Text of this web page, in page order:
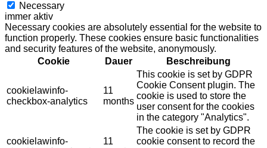
Necessary
immer aktiv
Necessary cookies are absolutely essential for the website to
function properly. These cookies ensure basic functionalities
and security features of the website, anonymously.
Cookie
Dauer Beschreibung
cookielawinfo-
checkbox-analytics
11
months
This cookie is set by GDPR
Cookie Consent plugin. The
cookie is used to store the
user consent for the cookies
in the category "Analytics".
cookielawinfo-
11
The cookie is set by GDPR
cookie consent to record the